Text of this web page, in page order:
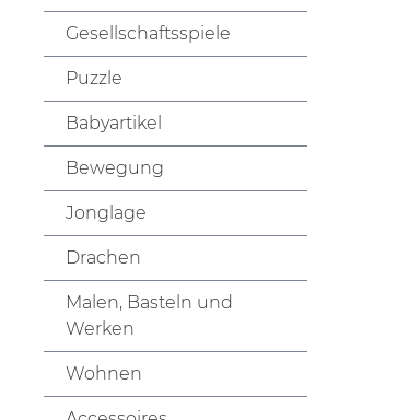
Gesellschaftsspiele
Puzzle
Babyartikel
Bewegung
Jonglage
Drachen
Malen, Basteln und
Werken
Wohnen